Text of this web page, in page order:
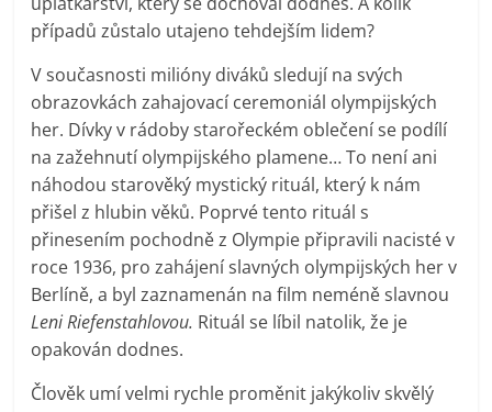
případů zůstalo utajeno tehdejším lidem?
V současnosti milióny diváků sledují na svých
obrazovkách zahajovací ceremoniál olympijských
her. Dívky v rádoby starořeckém oblečení se podílí
na zažehnutí olympijského plamene… To není ani
náhodou starověký mystický rituál, který k nám
přišel z hlubin věků. Poprvé tento rituál s
přinesením pochodně z Olympie připravili nacisté v
roce 1936, pro zahájení slavných olympijských her v
Berlíně, a byl zaznamenán na film neméně slavnou
Leni Riefenstahlovou. Rituál se líbil natolik, že je
opakován dodnes.
Člověk umí velmi rychle proměnit jakýkoliv skvělý